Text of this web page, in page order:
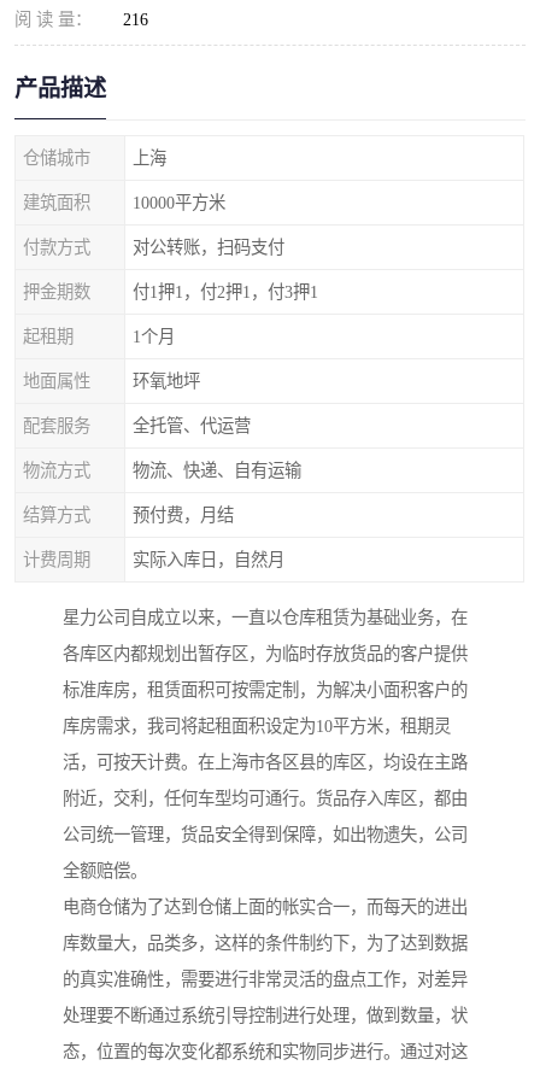
阅 读 量： 216
产品描述
仓储城市 上海
建筑面积 10000平方米
付款方式 对公转账，扫码支付
押金期数 付1押1，付2押1，付3押1
起租期 1个月
地面属性 环氧地坪
配套服务 全托管、代运营
物流方式 物流、快递、自有运输
结算方式 预付费，月结
计费周期 实际入库日，自然月
星力公司自成立以来，一直以仓库租赁为基础业务，在
各库区内都规划出暂存区，为临时存放货品的客户提供
标准库房，租赁面积可按需定制，为解决小面积客户的
库房需求，我司将起租面积设定为10平方米，租期灵
活，可按天计费。在上海市各区县的库区，均设在主路
附近，交利，任何车型均可通行。货品存入库区，都由
公司统一管理，货品安全得到保障，如出物遗失，公司
全额赔偿。
电商仓储为了达到仓储上面的帐实合一，而每天的进出
库数量大，品类多，这样的条件制约下，为了达到数据
的真实准确性，需要进行非常灵活的盘点工作，对差异
处理要不断通过系统引导控制进行处理，做到数量，状
态，位置的每次变化都系统和实物同步进行。通过对这